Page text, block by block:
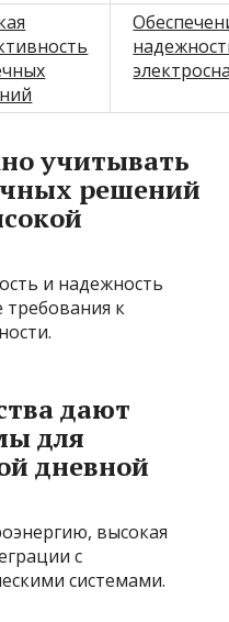
учитывать
решений
и надежность
требования к
дают
для
дневной
высокая
с
системами.